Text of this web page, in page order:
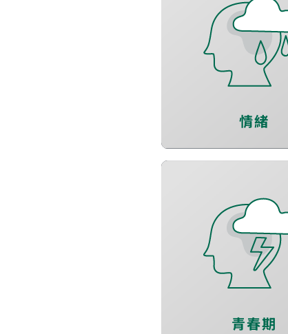
情緒
增進自我覺察
提升正向思考
舒緩壓力感受
青春期
擊退3C成癮
增進內在成長
同儕人際關係